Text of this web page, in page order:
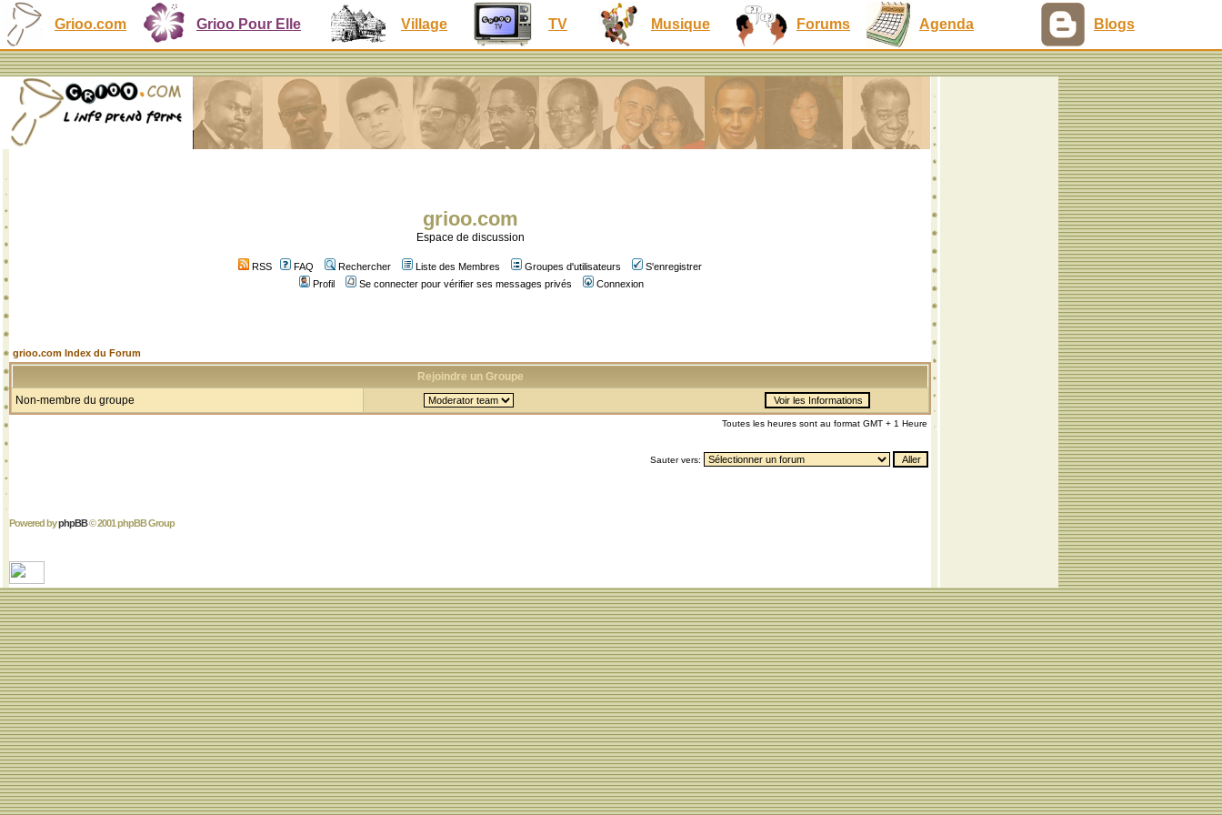
Grioo.com Grioo Pour Elle Village TV Musique Forums Agenda Blogs
grioo.com
Espace de discussion
RSS FAQ Rechercher Liste des Membres Groupes d'utilisateurs
S'enregistrer
Profil
Se connecter pour vérifier ses messages privés Connexion
grioo.com Index du Forum
Rejoindre un Groupe
Non-membre du groupe
Toutes les heures sont au format GMT + 1 Heure
Sauter vers:
Powered byphpBB© 2001 phpBB Group